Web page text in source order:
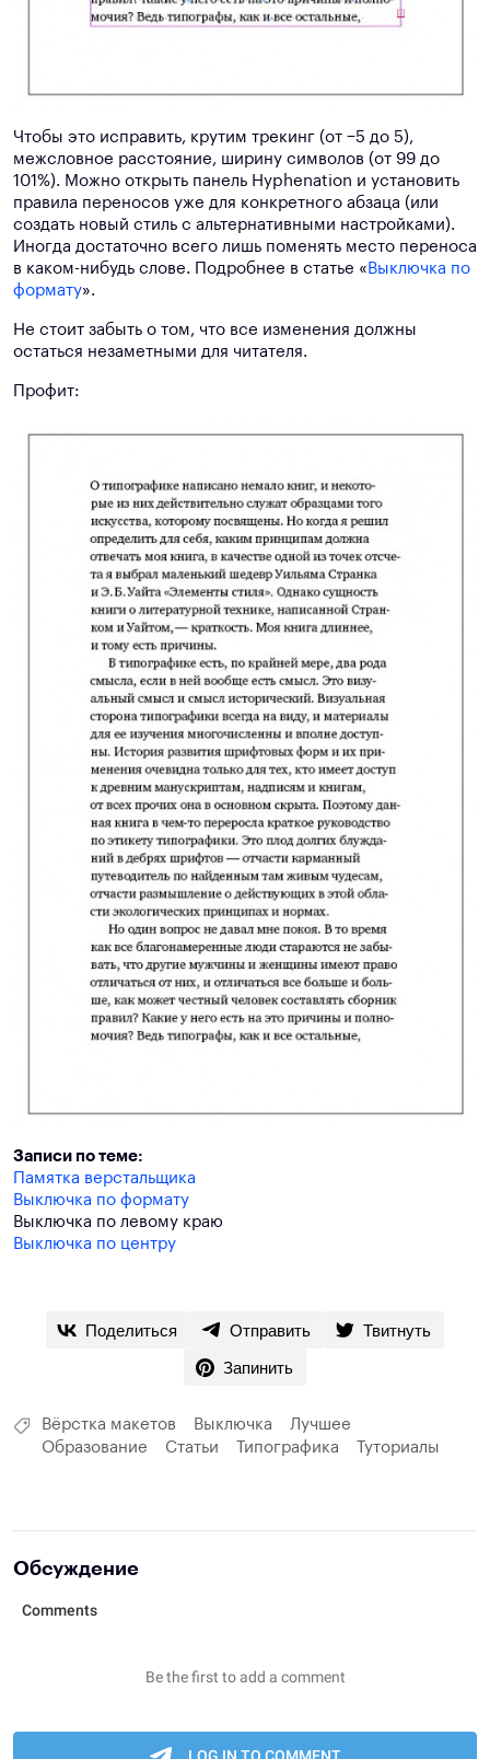
Чтобы это исправить, крутим трекинг (от −5 до 5),
межсловное расстояние, ширину символов (от 99 до
101%). Можно открыть панель Hyphenation и установить
правила переносов уже для конкретного абзаца (или
создать новый стиль с альтернативными настройками).
Иногда достаточно всего лишь поменять место переноса
в каком-нибудь слове. Подробнее в статье « Выключка по
формату».
Не стоит забыть о том, что все изменения должны
остаться незаметными для читателя.
Профит:
Записи по теме:
Памятка верстальщика
Выключка по формату
Выключка по левому краю
Выключка по центру
Поделиться Отправить
Твитнуть
Запинить
Вёрстка макетов Выключка
Лучшее
Образование
Статьи Типографика Туториалы
Обсуждение